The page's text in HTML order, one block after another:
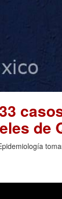
de